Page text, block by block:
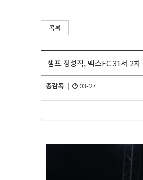
목록
챔프 정성직, 맥스FC 31서 2차
총감독 03-27